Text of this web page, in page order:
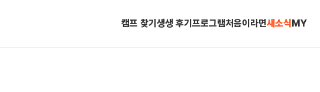
캠프 찾기 생생 후기 프로그램처음이라면새소식MY